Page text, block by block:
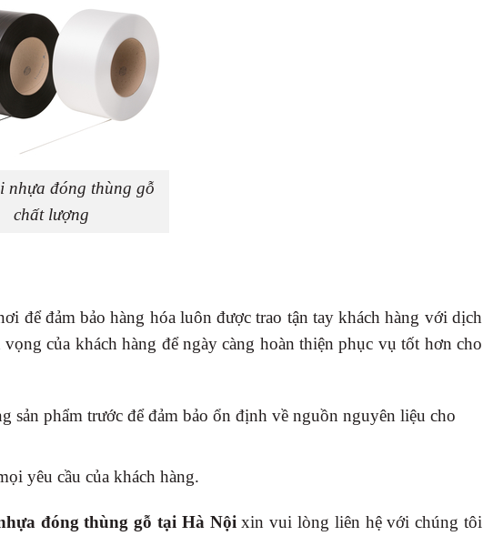
nhựa đóng thùng gỗ
chất lượng
để đảm bảo hàng hóa luôn được trao tận tay khách hàng với dịch
của khách hàng để ngày càng hoàn thiện phục vụ tốt hơn cho
sản phẩm trước để đảm bảo ổn định về nguồn nguyên liệu cho
yêu cầu của khách hàng.
đóng thùng gỗ tại Hà Nội xin vui lòng liên hệ với chúng tôi